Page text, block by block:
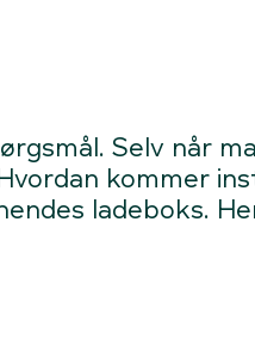
Selv når
kommer
ladeboks.